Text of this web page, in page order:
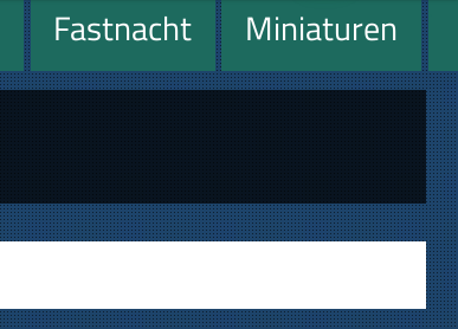
Fastnacht
Miniaturen